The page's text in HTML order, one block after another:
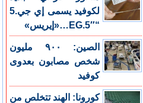
لكوفيد يسمى إي جي.5
“EG.5″…«إيريس»
الصين: ٩٠٠ مليون
شخص مصابون بعدوى
كوفيد
كورونا: الهند تتخلص من